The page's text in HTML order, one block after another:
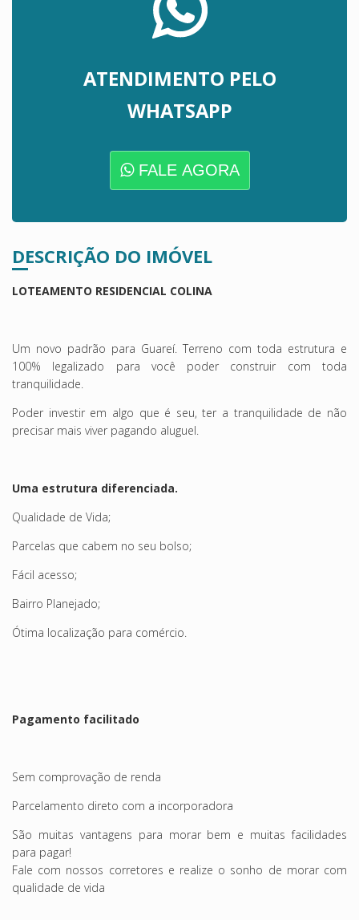
ATENDIMENTO PELO
WHATSAPP
FALE AGORA
DESCRIÇÃO DO IMÓVEL
LOTEAMENTO RESIDENCIAL COLINA
Um novo padrão para Guareí. Terreno com toda estrutura e
100% legalizado para você poder construir com toda
tranquilidade.
Poder investir em algo que é seu, ter a tranquilidade de não
precisar mais viver pagando aluguel.
Uma estrutura diferenciada.
Qualidade de Vida;
Parcelas que cabem no seu bolso;
Fácil acesso;
Bairro Planejado;
Ótima localização para comércio.
Pagamento facilitado
Sem comprovação de renda
Parcelamento direto com a incorporadora
São muitas vantagens para morar bem e muitas facilidades
para pagar!
Fale com nossos corretores e realize o sonho de morar com
qualidade de vida